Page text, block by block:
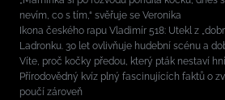
nevím, co s tím,“ svěřuje se Veronika
Ikona českého rapu Vladimír 518: Utekl z
Ladronku. 30 let ovlivňuje hudební scénu a
Víte, proč kočky předou, který pták nestaví
Přírodovědný kvíz plný fascinujících faktů o
poučí zároveň